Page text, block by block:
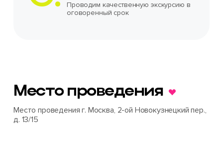
Проводим качественную экскурсию в
оговоренный срок
Место проведения
Место проведения г. Москва, 2-ой Новокузнецкий пер.,
д. 13/15